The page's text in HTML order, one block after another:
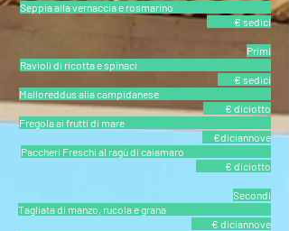
Seppia alla vernaccia e rosmarino
€ sedici
Primi
Ravioli di ricotta e spinaci
€ sedici
Malloreddus alla campidanese
€ diciotto
Fregola ai frutti di mare
€diciannove
Paccheri Freschi al ragù di calamaro
€ diciotto
Secondi
Tagliata di manzo, rucola e grana
€ diciannove